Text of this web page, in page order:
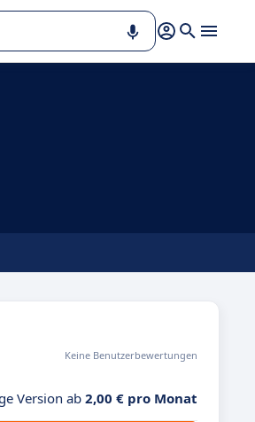
Keine Benutzerbewertungen
Version ab 2,00 € pro Monat